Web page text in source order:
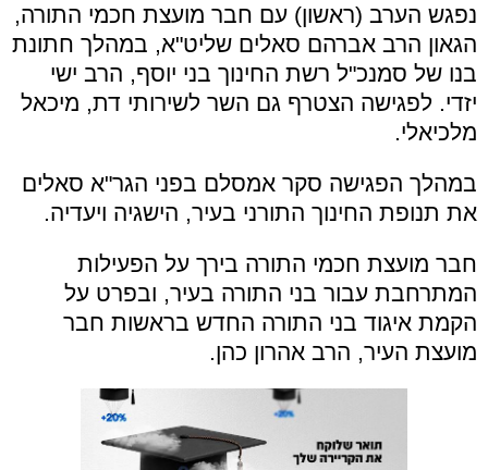
נפגש הערב (ראשון) עם חבר מועצת חכמי התורה,
הגאון הרב אברהם סאלים שליט"א, במהלך חתונת
בנו של סמנכ"ל רשת החינוך בני יוסף, הרב ישי
יזדי. לפגישה הצטרף גם השר לשירותי דת, מיכאל
מלכיאלי.
במהלך הפגישה סקר אמסלם בפני הגר"א סאלים
את תנופת החינוך התורני בעיר, הישגיה ויעדיה.
חבר מועצת חכמי התורה בירך על הפעילות
המתרחבת עבור בני התורה בעיר, ובפרט על
הקמת איגוד בני התורה החדש בראשות חבר
מועצת העיר, הרב אהרון כהן.